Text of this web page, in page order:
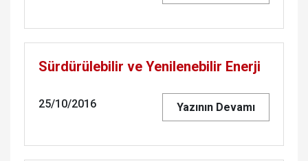
Sürdürülebilir ve Yenilenebilir Enerji
25/10/2016 Yazının Devamı